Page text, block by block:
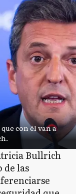
con él van a
Bullrich
de las